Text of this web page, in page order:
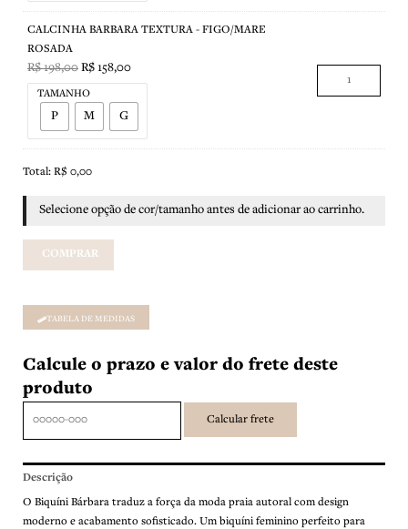
CALCINHA BARBARA TEXTURA - FIGO/MARE
ROSADA
R$198,00 R$ 158,00
TAMANHO
P M G
Total: R$ 0,00
Selecione opção de cor/tamanho antes de adicionar ao carrinho.
COMPRAR
TABELA DE MEDIDAS
Calcule o prazo e valor do frete deste
produto
Descrição
O Biquíni Bárbara traduz a força da moda praia autoral com design
moderno e acabamento sofisticado. Um biquíni feminino perfeito para